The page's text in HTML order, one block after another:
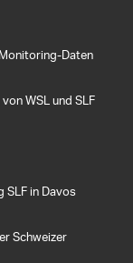
Daten
WSL und SLF
in Davos
Schweizer